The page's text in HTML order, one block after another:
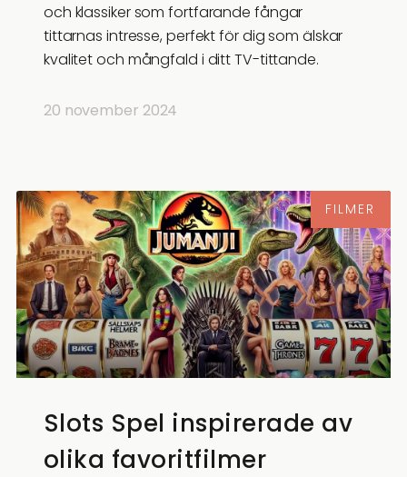
och klassiker som fortfarande fångar
tittarnas intresse, perfekt för dig som älskar
kvalitet och mångfald i ditt TV-tittande.
20 november 2024
FILMER
Slots Spel inspirerade av
olika favoritfilmer